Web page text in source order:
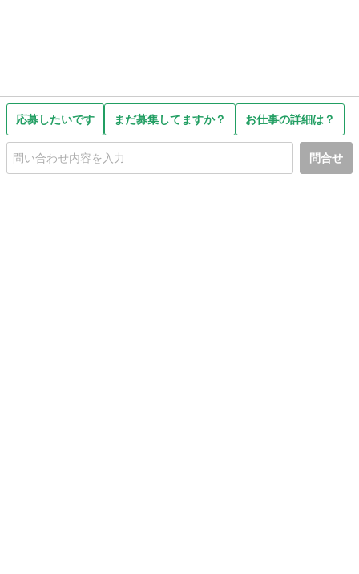
応募したいです まだ募集してますか？ お仕事の詳細は？
問合せ